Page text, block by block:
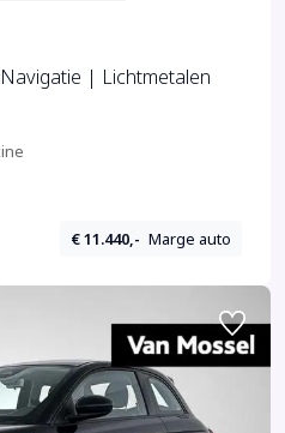
| Lichtmetalen
€ 11.440,- Marge auto